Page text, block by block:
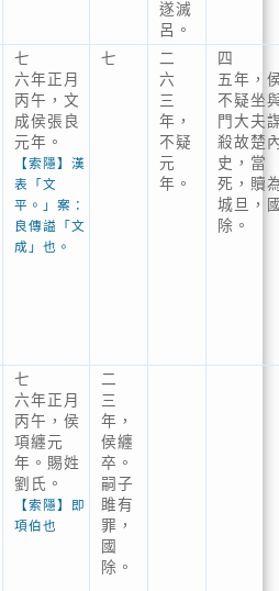
遂滅
呂。
七
六年正月
丙午，文
成侯張良
元年。
【索隱】漢
表「文
平。」案：
良傳謚「文
成」也。
七
二
六
三
年，
不疑
元
年。
四
五年，
不疑坐
門大夫
殺故楚
史，當
死，贖
城旦，
除。
七
六年正月
丙午，侯
項纏元
年。賜姓
劉氏。
【索隱】即
項伯也
二
三
年，
侯纏
卒。
嗣子
雎有
罪，
國
除。